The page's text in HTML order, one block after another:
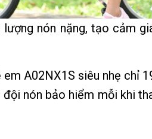
nón nặng, tạo cảm
A02NX1S siêu nhẹ chỉ
nón bảo hiểm mỗi khi